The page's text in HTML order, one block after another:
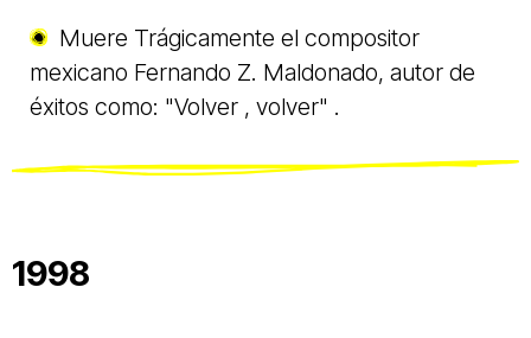
Muere Trágicamente el compositor
mexicano Fernando Z. Maldonado, autor de
éxitos como: "Volver , volver" .
1998